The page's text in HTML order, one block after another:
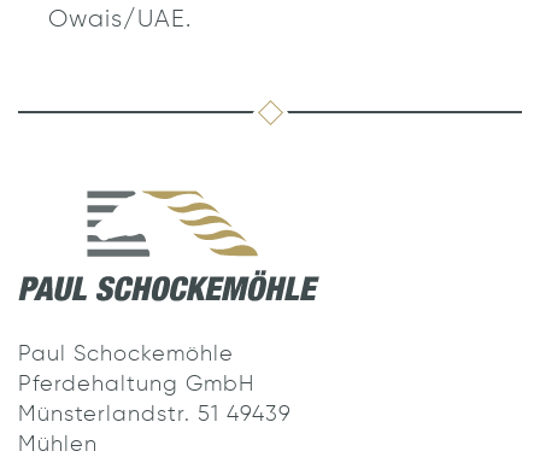
Owais/UAE.
Paul Schockemöhle
Pferdehaltung GmbH
Münsterlandstr. 51 49439
Mühlen